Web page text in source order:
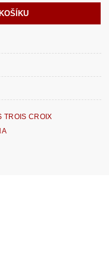
TROIS CROIX